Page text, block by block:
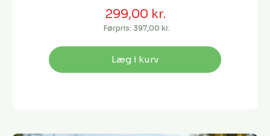
299,00 kr.
Førpris: 397,00 kr.
Læg i kurv